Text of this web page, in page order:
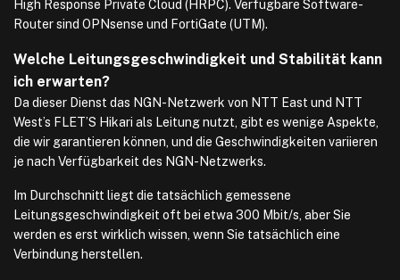
High Response Private Cloud (HRPC). Verfügbare Software-
Router sind OPNsense und FortiGate (UTM).
Welche Leitungsgeschwindigkeit und Stabilität kann
ich erwarten?
Da dieser Dienst das NGN-Netzwerk von NTT East und NTT
West’s FLET’S Hikari als Leitung nutzt, gibt es wenige Aspekte,
die wir garantieren können, und die Geschwindigkeiten variieren
je nach Verfügbarkeit des NGN-Netzwerks.
Im Durchschnitt liegt die tatsächlich gemessene
Leitungsgeschwindigkeit oft bei etwa 300 Mbit/s, aber Sie
werden es erst wirklich wissen, wenn Sie tatsächlich eine
Verbindung herstellen.